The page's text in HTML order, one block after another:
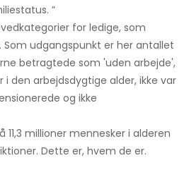
”
for ledige, som
udgangspunkt er her antallet
betragtede som 'uden arbejde',
den arbejdsdygtige alder, ikke var
og ikke
millioner mennesker i alderen
Dette er, hvem de er.